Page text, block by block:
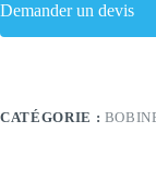
Demander un devis
CATÉGORIE :